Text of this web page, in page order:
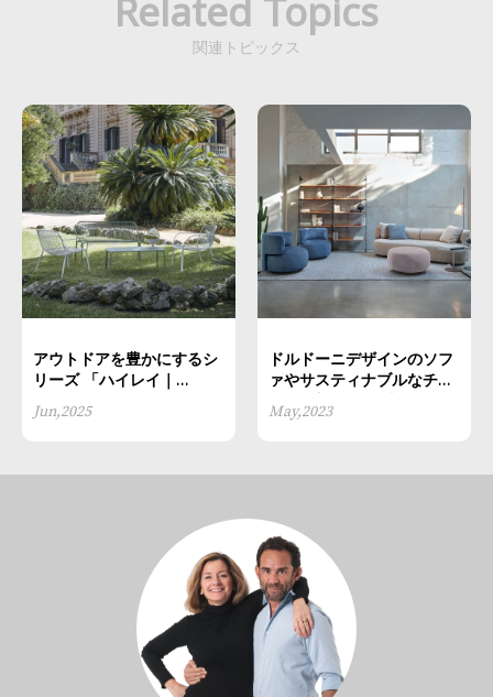
Related Topics
関連トピックス
アウトドアを豊かにするシ
リーズ 「ハイレイ｜
Hiray」
Jun,2025
ドルドーニデザインのソフ
ァやサスティナブルなチェ
アなど新作6種発売
May,2023